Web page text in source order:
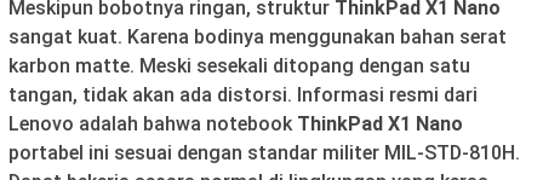
Meskipun bobotnya ringan, struktur ThinkPad X1 Nano
sangat kuat. Karena bodinya menggunakan bahan serat
karbon matte. Meski sesekali ditopang dengan satu
tangan, tidak akan ada distorsi. Informasi resmi dari
Lenovo adalah bahwa notebook ThinkPad X1 Nano
portabel ini sesuai dengan standar militer MIL-STD-810H.